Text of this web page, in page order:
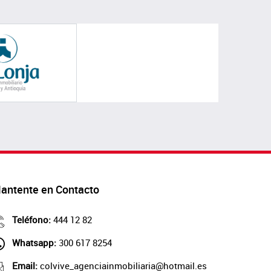
en Contacto
Teléfono: 444 12 82
Whatsapp: 300 617 8254
Email: colvive_agenciainmobiliaria@hotmail.es